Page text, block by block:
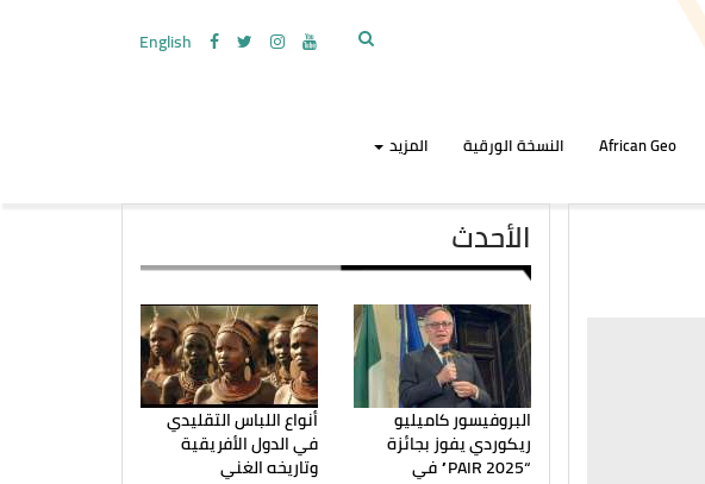
English
African Geo النسخة الورقية المزيد
الأحدث
البروفيسور كاميليو
ريكوردي يفوز بجائزة
“PAIR 2025” في
أنواع اللباس التقليدي
في الدول الأفريقية
وتاريخه الغني